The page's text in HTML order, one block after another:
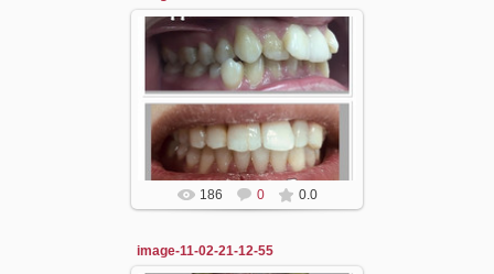
11.02.2021
dzergal
186 0 0.0
image-11-02-21-12-55